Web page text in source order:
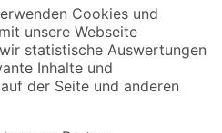
und Aktionen mehr verpassen!